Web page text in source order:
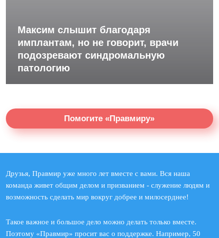
Максим слышит благодаря
имплантам, но не говорит, врачи
подозревают синдромальную
патологию
Помогите «Правмиру»
Друзья, Правмир уже много лет вместе с вами. Вся наша
команда живет общим делом и призванием - служение людям и
возможность сделать мир вокруг добрее и милосерднее!
Такое важное и большое дело можно делать только вместе.
Поэтому «Правмир» просит вас о поддержке. Например, 50